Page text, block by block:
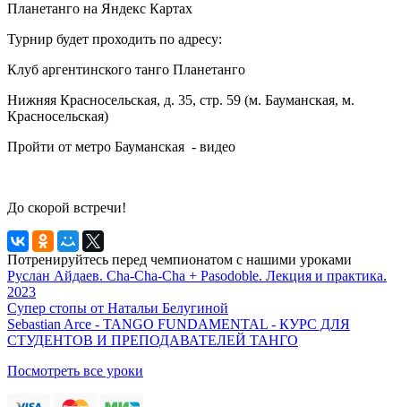
Планетанго на Яндекс Картах
Турнир будет проходить по адресу:
Клуб аргентинского танго Планетанго
Нижняя Красносельская, д. 35, стр. 59 (м. Бауманская, м.
Красносельская)
Пройти от метро Бауманская - видео
До скорой встречи!
Потренируйтесь перед чемпионатом с нашими уроками
Руслан Айдаев. Cha-Cha-Cha + Pasodoble. Лекция и практика.
2023
Супер стопы от Натальи Белугиной
Sebastian Arce - TANGO FUNDAMENTAL - КУРС ДЛЯ
СТУДЕНТОВ И ПРЕПОДАВАТЕЛЕЙ ТАНГО
Посмотреть все уроки